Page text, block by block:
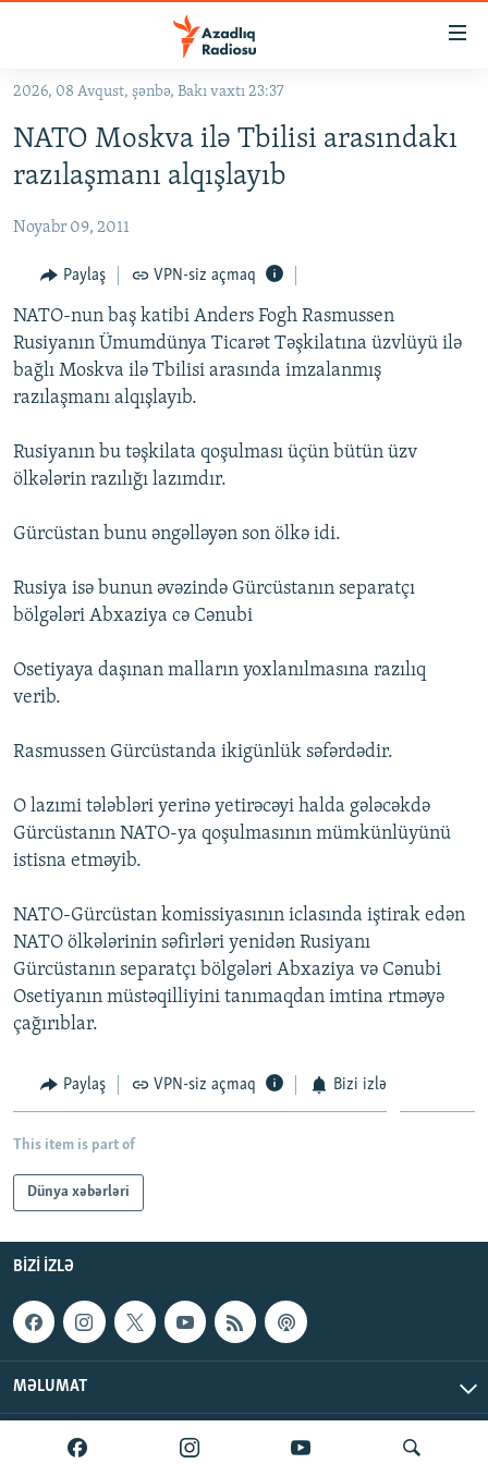
Əsas
qayıt
Əsas
naviqasiyaya
qayıt
KORRUPSIOMETR
#ƏSLINDƏ
FƏRQƏ BAX
QANUNI DOĞRU
ARAŞDIRMA
MULTIMEDIA
FOTOQALEREYA
OXU ZALI
İSLAM VƏ DEMOKRATIYA
İZ - MƏDƏNIYYƏT PROQRAMI
HAQQIMIZDA
PEŞƏ ETIKASI VƏ JURNALISTIKA STANDARTLARIMIZ
MATERIALLARIMIZDAN ISTIFADƏ
AZADLIQRADIOSU MOBIL TELEFONUNUZDA
BIZIMLƏ ƏLAQƏ
XƏBƏR BÜLLETENLƏRIMIZ
BIZI IZLƏ
RFE/RL-in bütün saytları
2026, 08 Avqust, şənbə, Bakı vaxtı 23:37
NATO Moskva ilə Tbilisi arasındakı
razılaşmanı alqışlayıb
Noyabr 09, 2011
Paylaş VPN-siz açmaq
NATO-nun baş katibi Anders Fogh Rasmussen
Rusiyanın Ümumdünya Ticarət Təşkilatına üzvlüyü ilə
bağlı Moskva ilə Tbilisi arasında imzalanmış
razılaşmanı alqışlayıb.
Rusiyanın bu təşkilata qoşulması üçün bütün üzv
ölkələrin razılığı lazımdır.
Gürcüstan bunu əngəlləyən son ölkə idi.
Rusiya isə bunun əvəzində Gürcüstanın separatçı
bölgələri Abxaziya cə Cənubi
Osetiyaya daşınan malların yoxlanılmasına razılıq
verib.
Rasmussen Gürcüstanda ikigünlük səfərdədir.
O lazımi tələbləri yerinə yetirəcəyi halda gələcəkdə
Gürcüstanın NATO-ya qoşulmasının mümkünlüyünü
istisna etməyib.
NATO-Gürcüstan komissiyasının iclasında iştirak edən
NATO ölkələrinin səfirləri yenidən Rusiyanı
Gürcüstanın separatçı bölgələri Abxaziya və Cənubi
Osetiyanın müstəqilliyini tanımaqdan imtina rtməyə
çağırıblar.
Paylaş VPN-siz açmaq Bizi izlə
This item is part of
Dünya xəbərləri
BIZI IZLƏ
MƏLUMAT
AzadlıqRadiosu © 2026 Inc. | Bütün hüquqlar qorunur